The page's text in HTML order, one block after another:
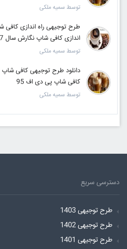
توسط سمیه ملکی
طرح توجیهی راه اندازی
اندازی کافی شاپ نگارش سال 97
توسط سمیه ملکی
کافی شاپ پی دی اف 95
توسط سمیه ملکی
دسترسی سریع
طرح توجیهی 1403
طرح توجیهی 1402
طرح توجیهی 1401